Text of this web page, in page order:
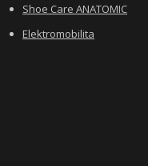
Shoe Care ANATOMIC
Elektromobilita